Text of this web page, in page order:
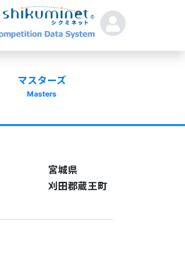
マスターズ
Masters
宮城県
刈田郡蔵王町